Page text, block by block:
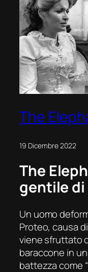
The
19 Dicembre 2022
The
gentile di
Un uomo
Proteo, causa
viene sfruttato
baraccone in
battezza come